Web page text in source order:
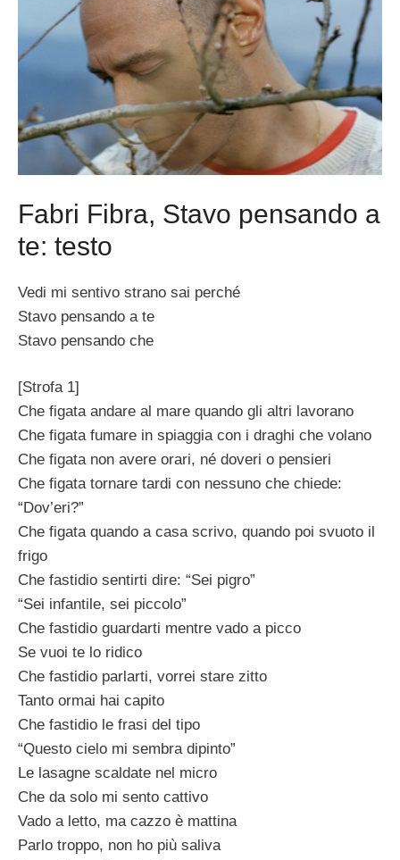
Fabri Fibra, Stavo pensando a
te: testo
Vedi mi sentivo strano sai perché
Stavo pensando a te
Stavo pensando che
[Strofa 1]
Che figata andare al mare quando gli altri lavorano
Che figata fumare in spiaggia con i draghi che volano
Che figata non avere orari, né doveri o pensieri
Che figata tornare tardi con nessuno che chiede:
“Dov’eri?”
Che figata quando a casa scrivo, quando poi svuoto il
frigo
Che fastidio sentirti dire: “Sei pigro”
“Sei infantile, sei piccolo”
Che fastidio guardarti mentre vado a picco
Se vuoi te lo ridico
Che fastidio parlarti, vorrei stare zitto
Tanto ormai hai capito
Che fastidio le frasi del tipo
“Questo cielo mi sembra dipinto”
Le lasagne scaldate nel micro
Che da solo mi sento cattivo
Vado a letto, ma cazzo è mattina
Parlo troppo, non ho più saliva